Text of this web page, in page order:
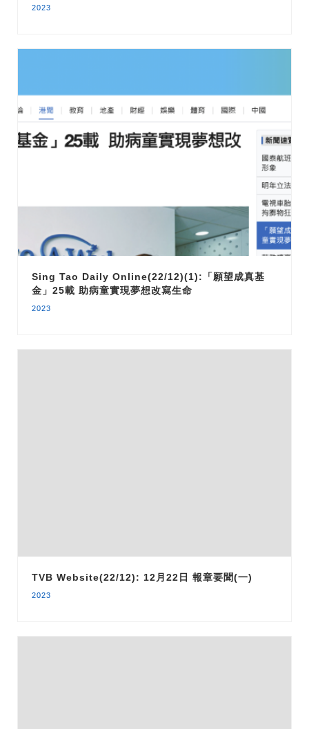
2023
Sing Tao Daily Online(22/12)(1):「願望成真基
金」25載 助病童實現夢想改寫生命
2023
TVB Website(22/12): 12月22日 報章要聞(一)
2023